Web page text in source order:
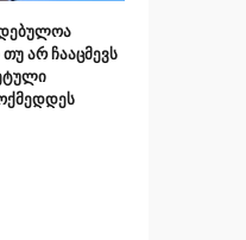
არ ჩააცმევს